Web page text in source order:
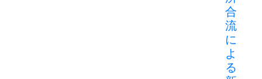
合
流
に
よ
る